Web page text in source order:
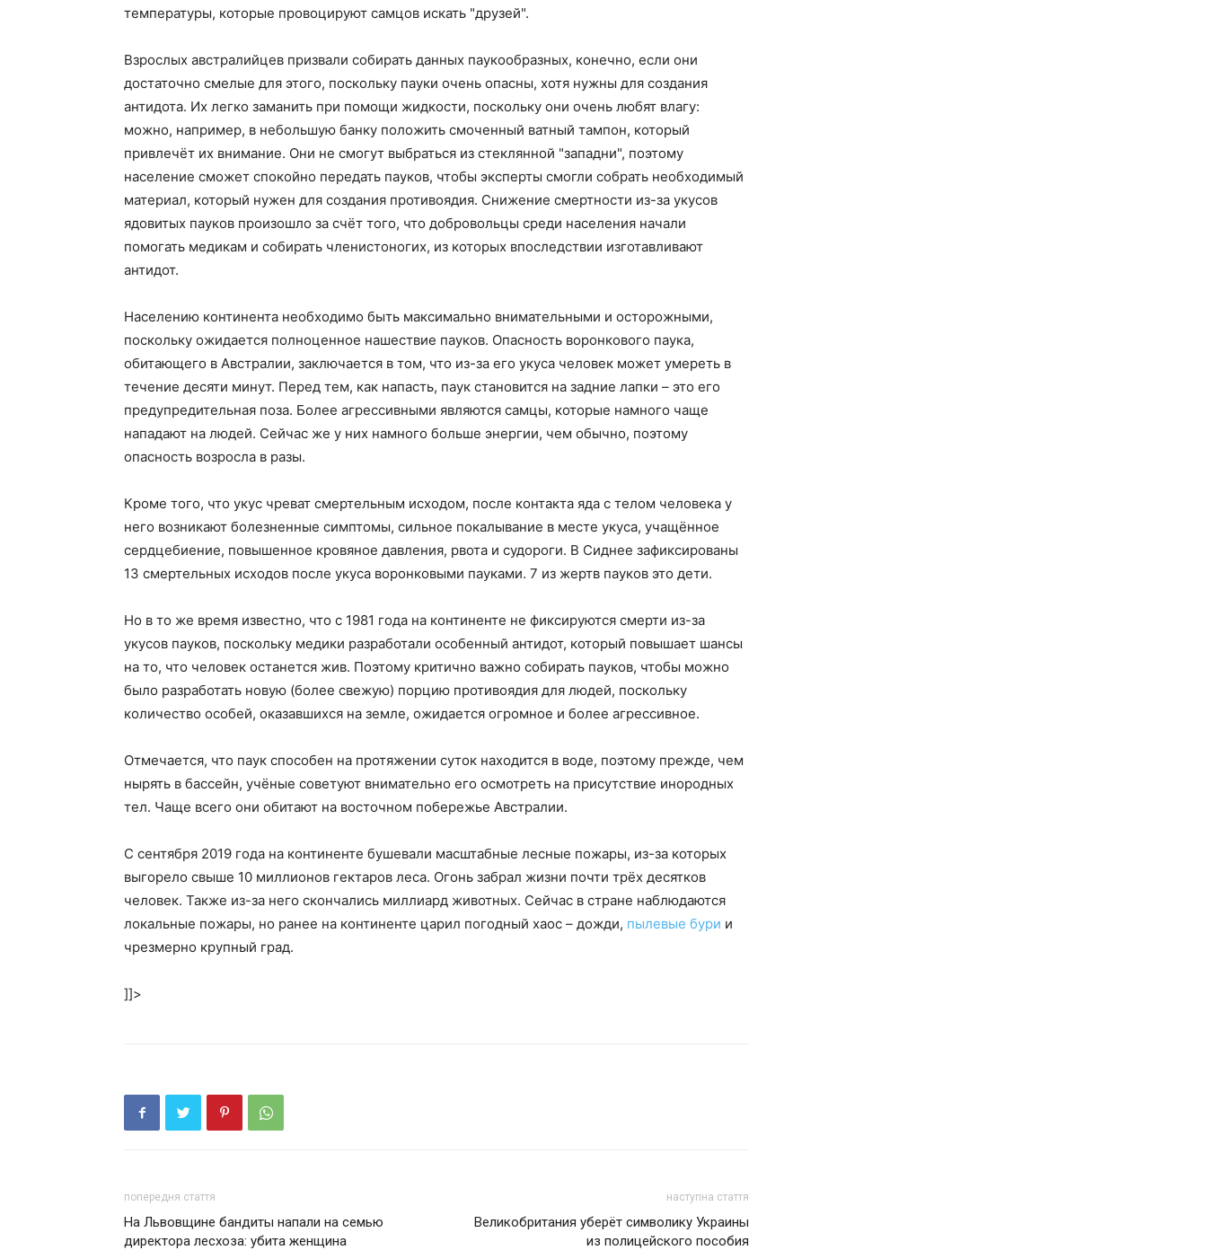
температуры, которые провоцируют самцов искать "друзей".
Взрослых австралийцев призвали собирать данных паукообразных, конечно, если они
достаточно смелые для этого, поскольку пауки очень опасны, хотя нужны для создания
антидота. Их легко заманить при помощи жидкости, поскольку они очень любят влагу:
можно, например, в небольшую банку положить смоченный ватный тампон, который
привлечёт их внимание. Они не смогут выбраться из стеклянной "западни", поэтому
население сможет спокойно передать пауков, чтобы эксперты смогли собрать необходимый
материал, который нужен для создания противоядия. Снижение смертности из-за укусов
ядовитых пауков произошло за счёт того, что добровольцы среди населения начали
помогать медикам и собирать членистоногих, из которых впоследствии изготавливают
антидот.
Населению континента необходимо быть максимально внимательными и осторожными,
поскольку ожидается полноценное нашествие пауков. Опасность воронкового паука,
обитающего в Австралии, заключается в том, что из-за его укуса человек может умереть в
течение десяти минут. Перед тем, как напасть, паук становится на задние лапки – это его
предупредительная поза. Более агрессивными являются самцы, которые намного чаще
нападают на людей. Сейчас же у них намного больше энергии, чем обычно, поэтому
опасность возросла в разы.
Кроме того, что укус чреват смертельным исходом, после контакта яда с телом человека у
него возникают болезненные симптомы, сильное покалывание в месте укуса, учащённое
сердцебиение, повышенное кровяное давления, рвота и судороги. В Сиднее зафиксированы
13 смертельных исходов после укуса воронковыми пауками. 7 из жертв пауков это дети.
Но в то же время известно, что с 1981 года на континенте не фиксируются смерти из-за
укусов пауков, поскольку медики разработали особенный антидот, который повышает шансы
на то, что человек останется жив. Поэтому критично важно собирать пауков, чтобы можно
было разработать новую (более свежую) порцию противоядия для людей, поскольку
количество особей, оказавшихся на земле, ожидается огромное и более агрессивное.
Отмечается, что паук способен на протяжении суток находится в воде, поэтому прежде, чем
нырять в бассейн, учёные советуют внимательно его осмотреть на присутствие инородных
тел. Чаще всего они обитают на восточном побережье Австралии.
С сентября 2019 года на континенте бушевали масштабные лесные пожары, из-за которых
выгорело свыше 10 миллионов гектаров леса. Огонь забрал жизни почти трёх десятков
человек. Также из-за него скончались миллиард животных. Сейчас в стране наблюдаются
локальные пожары, но ранее на континенте царил погодный хаос – дожди, пылевые бури и
чрезмерно крупный град.
]]>
попередня стаття
На Львовщине бандиты напали на семью
директора лесхоза: убита женщина
наступна стаття
Великобритания уберёт символику Украины
из полицейского пособия